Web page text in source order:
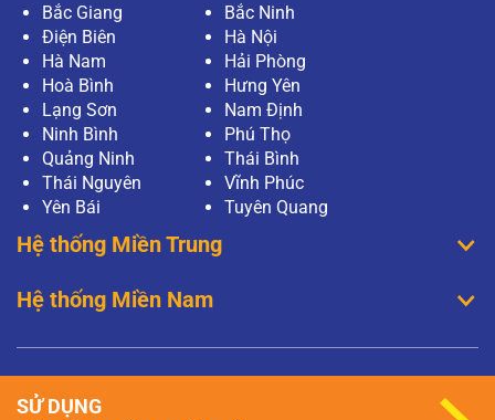
Bắc Giang
Bắc Ninh
Điện Biên
Hà Nội
Hà Nam
Hải Phòng
Hoà Bình
Hưng Yên
Lạng Sơn
Nam Định
Ninh Bình
Phú Thọ
Quảng Ninh
Thái Bình
Thái Nguyên
Vĩnh Phúc
Yên Bái
Tuyên Quang
Hệ thống Miền Trung
Hệ thống Miền Nam
SỬ DỤNG